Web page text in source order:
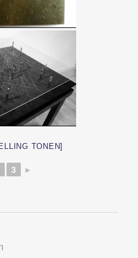
TONEN]
3 ►